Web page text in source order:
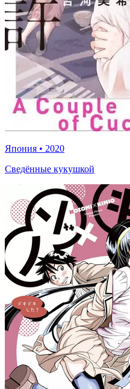
Япония • 2020
Сведённые кукушкой